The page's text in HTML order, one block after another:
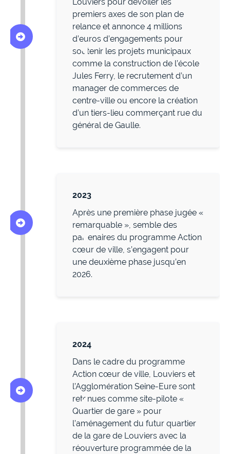
Louviers pour dévoiler les
premiers axes de son plan de
relance et annonce 4 millions
d’euros d’engagements pour
soutenir les projets municipaux
comme la construction de l’école
Jules Ferry, le recrutement d’un
manager de commerces de
centre-ville ou encore la création
d’un tiers-lieu commerçant rue du
général de Gaulle.
2023
Après une première phase jugée «
remarquable », semble des
partenaires du programme Action
cœur de ville, s’engagent pour
une deuxième phase jusqu’en
2026.
2024
Dans le cadre du programme
Action cœur de ville, Louviers et
l’Agglomération Seine-Eure sont
retenues comme site-pilote «
Quartier de gare » pour
l’aménagement du futur quartier
de la gare de Louviers avec la
réouverture programmée de la